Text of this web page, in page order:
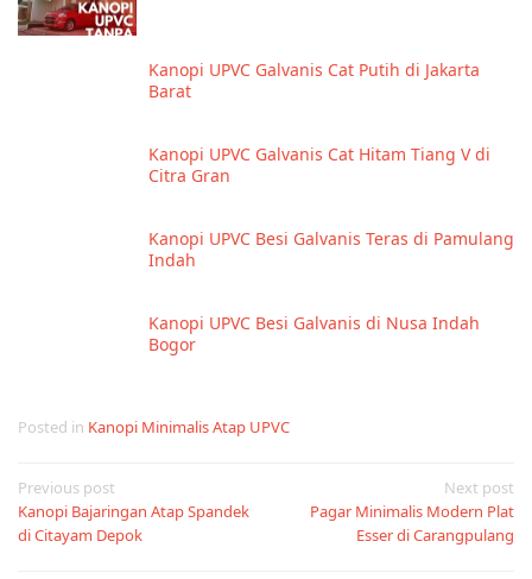
Kanopi UPVC Galvanis Cat Putih di Jakarta
Barat
Kanopi UPVC Galvanis Cat Hitam Tiang V di
Citra Gran
Kanopi UPVC Besi Galvanis Teras di Pamulang
Indah
Kanopi UPVC Besi Galvanis di Nusa Indah
Bogor
Posted in Kanopi Minimalis Atap UPVC
Post
navigation
Previous post
Kanopi Bajaringan Atap Spandek
di Citayam Depok
Next post
Pagar Minimalis Modern Plat
Esser di Carangpulang